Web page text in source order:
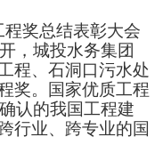
Water service
奖总结表彰大会
，城投水务集团
程、石洞口污水处
奖。国家优质工程
认的我国工程建
行业、跨专业的国